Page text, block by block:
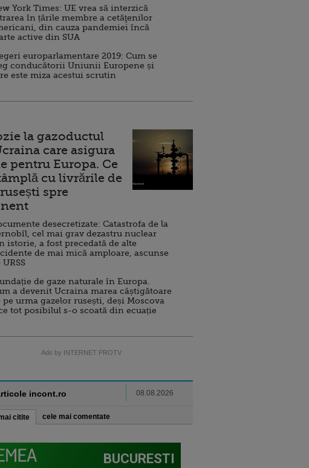
York Times: UE vrea să interzică
în țările membre a cetăţenilor
din cauza pandemiei încă
active din SUA
europarlamentare 2019: Cum se
conducătorii Uniunii Europene și
este miza acestui scrutin
la gazoductul
care asigura
pentru Europa. Ce
cu livrările de
spre
desecretizate: Catastrofa de la
cel mai grav dezastru nuclear
istorie, a fost precedată de alte
de mai mică amploare, ascunse
URSS
de gaze naturale în Europa.
a devenit Ucraina marea câștigătoare
pe urma gazelor rusești, deși Moscova
tot posibilul s-o scoată din ecuație
Ads by INTERNET PROTV
incont.ro 08.08.2026
citite cele mai comentate